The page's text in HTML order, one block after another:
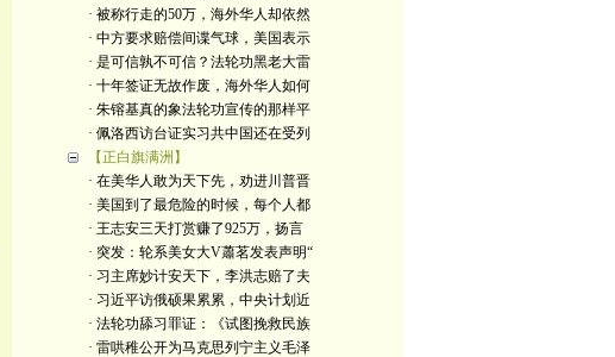
· 被称行走的50万，海外华人却依然
· 中方要求赔偿间谍气球，美国表示
· 是可信孰不可信？法轮功黑老大雷
· 十年签证无故作废，海外华人如何
· 朱镕基真的象法轮功宣传的那样平
· 佩洛西访台证实习共中国还在受列
【正白旗满洲】
· 在美华人敢为天下先，劝进川普晋
· 美国到了最危险的时候，每个人都
· 王志安三天打赏赚了925万，扬言
· 突发：轮系美女大V蕭茗发表声明“
· 习主席妙计安天下，李洪志赔了夫
· 习近平访俄硕果累累，中央计划近
· 法轮功舔习罪证：《试图挽救民族
· 雷哄稚公开为马克思列宁主义毛泽